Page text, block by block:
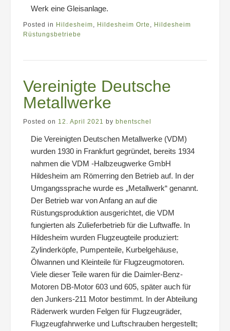
Werk eine Gleisanlage.
Posted in Hildesheim, Hildesheim Orte , Hildesheim
Rüstungsbetriebe
Vereinigte Deutsche
Metallwerke
Posted on 12. April 2021 by bhentschel
Die Vereinigten Deutschen Metallwerke (VDM)
wurden 1930 in Frankfurt gegründet, bereits 1934
nahmen die VDM -Halbzeugwerke GmbH
Hildesheim am Römerring den Betrieb auf. In der
Umgangssprache wurde es „Metallwerk“ genannt.
Der Betrieb war von Anfang an auf die
Rüstungsproduktion ausgerichtet, die VDM
fungierten als Zulieferbetrieb für die Luftwaffe. In
Hildesheim wurden Flugzeugteile produziert:
Zylinderköpfe, Pumpenteile, Kurbelgehäuse,
Ölwannen und Kleinteile für Flugzeugmotoren.
Viele dieser Teile waren für die Daimler-Benz-
Motoren DB-Motor 603 und 605, später auch für
den Junkers-211 Motor bestimmt. In der Abteilung
Räderwerk wurden Felgen für Flugzeugräder,
Flugzeugfahrwerke und Luftschrauben hergestellt;